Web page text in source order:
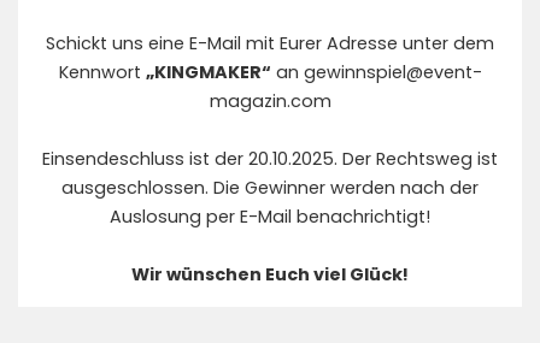
Schickt uns eine E-Mail mit Eurer Adresse unter dem
Kennwort „KINGMAKER“ an gewinnspiel@event-
magazin.com
Einsendeschluss ist der 20.10.2025. Der Rechtsweg ist
ausgeschlossen. Die Gewinner werden nach der
Auslosung per E-Mail benachrichtigt!
Wir wünschen Euch viel Glück!